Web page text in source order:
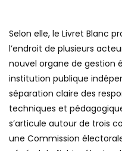
Selon elle, le Livret Blanc
l’endroit de plusieurs
nouvel organe de gestion
institution publique
séparation claire des
techniques et
s’articule autour de trois
une Commission